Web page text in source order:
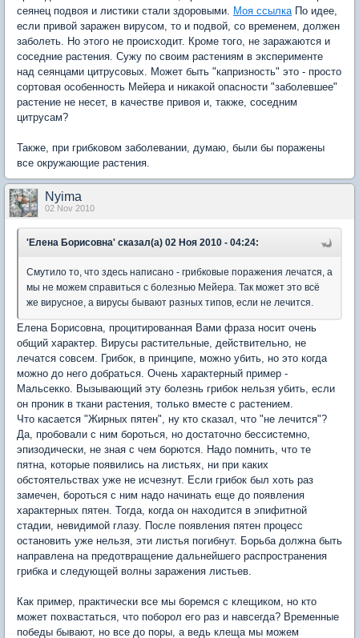
сеянец подвоя и листики стали здоровыми. Моя ссылкаПо идее,
если привой заражен вирусом, то и подвой, со временем, должен
заболеть. Но этого не происходит. Кроме того, не заражаются и
соседние растения. Сужу по своим растениям в эксперименте
над сеянцами цитрусовых. Может быть "капризность" это - просто
сортовая особенность Мейера и никакой опасности "заболевшее"
растение не несет, в качестве привоя и, также, соседним
цитрусам?
Также, при грибковом заболевании, думаю, были бы поражены
все окружающие растения.
Nyima
02 Nov 2010
'Елена Борисовна' сказал(а) 02 Ноя 2010 - 04:24:
Смутило то, что здесь написано - грибковые поражения лечатся, а
мы не можем справиться с болезнью Мейера. Так может это всё
же вирусное, а вирусы бывают разных типов, если не лечится.
Елена Борисовна, процитированная Вами фраза носит очень
общий характер. Вирусы растительные, действительно, не
лечатся совсем. Грибок, в принципе, можно убить, но это когда
можно до него добраться. Очень характерный пример -
Мальсекко. Вызывающий эту болезнь грибок нельзя убить, если
он проник в ткани растения, только вместе с растением.
Что касается "Жирных пятен", ну кто сказал, что "не лечится"?
Да, пробовали с ним бороться, но достаточно бессистемно,
эпизодически, не зная с чем борются. Надо помнить, что те
пятна, которые появились на листьях, ни при каких
обстоятельствах уже не исчезнут. Если грибок был хоть раз
замечен, бороться с ним надо начинать еще до появления
характерных пятен. Тогда, когда он находится в эпифитной
стадии, невидимой глазу. После появления пятен процесс
остановить уже нельзя, эти листья погибнут. Борьба должна быть
направлена на предотвращение дальнейшего распространения
грибка и следующей волны заражения листьев.
Как пример, практически все мы боремся с клещиком, но кто
может похвастаться, что поборол его раз и навсегда? Временные
победы бывают, но все до поры, а ведь клеща мы можем